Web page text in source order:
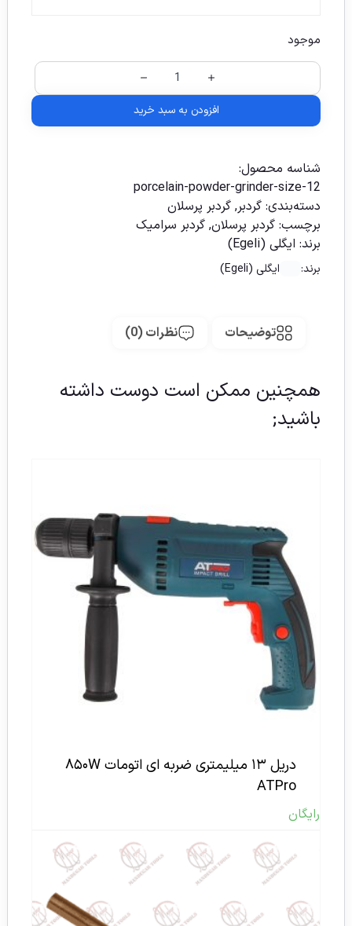
موجود
افزودن به سبد خرید
شناسه محصول:
porcelain-powder-grinder-size-12
دسته‌بندی: گردبر, گردبر پرسلان
برچسب: گردبر پرسلان, گردبر سرامیک
برند: ایگلی (Egeli)
برند: ایگلی (Egeli)
توضیحات نظرات (0)
همچنین ممکن است دوست داشته
باشید;
دریل ۱۳ میلیمتری ضربه ای اتومات ۸۵۰W
ATPro
رایگان